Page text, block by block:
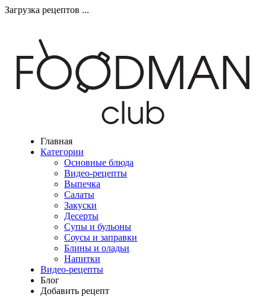
Загрузка рецептов ...
Главная
Категории
Основные блюда
Видео-рецепты
Выпечка
Салаты
Закуски
Десерты
Супы и бульоны
Соусы и заправки
Блины и оладьи
Напитки
Видео-рецепты
Блог
Добавить рецепт